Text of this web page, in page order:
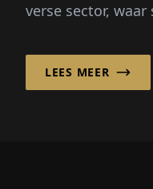
verse sector,
LEES MEER